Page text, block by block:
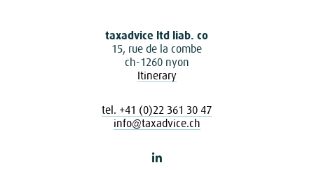
taxadvice ltd liab. co
15, rue de la combe
ch-1260 nyon
Itinerary
tel. +41 (0)22 361 30 47
info@taxadvice.ch